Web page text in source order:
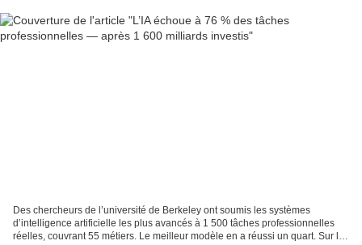
Des chercheurs de l’université de Berkeley ont soumis les systèmes
d’intelligence artificielle les plus avancés à 1 500 tâches professionnelles
réelles, couvrant 55 métiers. Le meilleur modèle en a réussi un quart. Sur les